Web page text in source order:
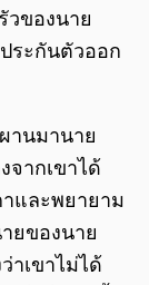
วของนาย
ระกันตัวออก
านมานาย
จากเขาได้
และพยายาม
ยของนาย
าเขาไม่ได้